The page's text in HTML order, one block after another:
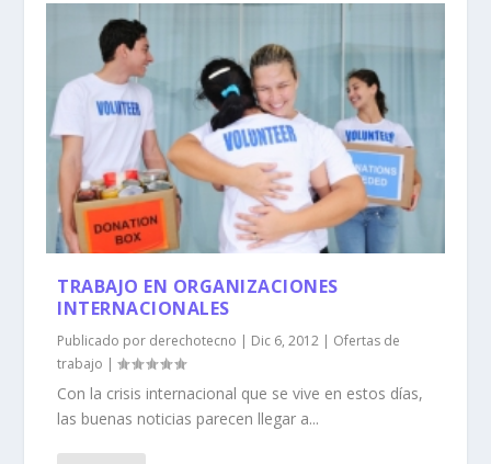
TRABAJO EN ORGANIZACIONES
INTERNACIONALES
Publicado por derechotecno | Dic 6, 2012 | Ofertas de
trabajo |
Con la crisis internacional que se vive en estos días,
las buenas noticias parecen llegar a...